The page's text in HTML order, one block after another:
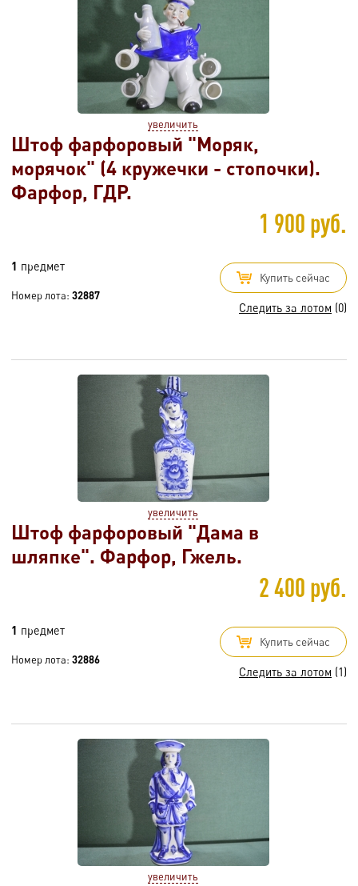
увеличить
Штоф фарфоровый "Моряк,
морячок" (4 кружечки - стопочки).
Фарфор, ГДР.
1 900 руб.
1 предмет
Номер лота: 32887
Купить сейчас
Следить за лотом (0)
увеличить
Штоф фарфоровый "Дама в
шляпке". Фарфор, Гжель.
2 400 руб.
1 предмет
Номер лота: 32886
Купить сейчас
Следить за лотом (1)
увеличить